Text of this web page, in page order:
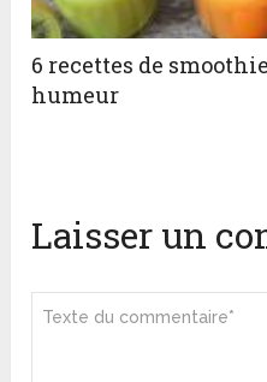
6 recettes de
humeur
Laisser un